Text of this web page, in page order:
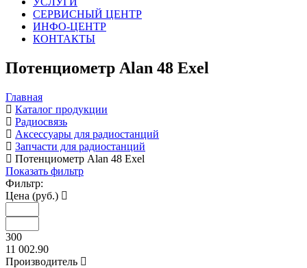
СЕРВИСНЫЙ ЦЕНТР
ИНФО-ЦЕНТР
КОНТАКТЫ
Потенциометр Alan 48 Exel
Главная
Каталог продукции
Радиосвязь
Аксессуары для радиостанций
Запчасти для радиостанций
Потенциометр Alan 48 Exel
Показать фильтр
Фильтр:
Цена (руб.)
300
11 002.90
Производитель